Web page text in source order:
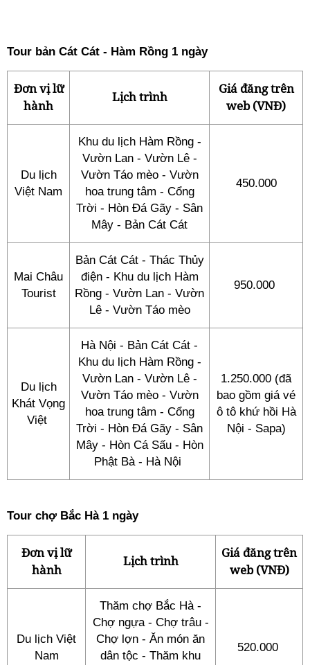
Tour bản Cát Cát - Hàm Rồng 1 ngày
Đơn vị lữ
hành
Lịch trình
Giá đăng trên
web (VNĐ)
Du lịch
Việt Nam
Khu du lịch Hàm Rồng -
Vườn Lan - Vườn Lê -
Vườn Táo mèo - Vườn
hoa trung tâm - Cổng
Trời - Hòn Đá Gãy - Sân
Mây - Bản Cát Cát
450.000
Mai Châu
Tourist
Bản Cát Cát - Thác Thủy
điện - Khu du lịch Hàm
Rồng - Vườn Lan - Vườn
Lê - Vườn Táo mèo
950.000
Du lịch
Khát Vọng
Việt
Hà Nội - Bản Cát Cát -
Khu du lịch Hàm Rồng -
Vườn Lan - Vườn Lê -
Vườn Táo mèo - Vườn
hoa trung tâm - Cổng
Trời - Hòn Đá Gãy - Sân
Mây - Hòn Cá Sấu - Hòn
Phật Bà - Hà Nội
1.250.000 (đã
bao gồm giá vé
ô tô khứ hồi Hà
Nội - Sapa)
Tour chợ Bắc Hà 1 ngày
Đơn vị lữ
hành
Lịch trình
Giá đăng trên
web (VNĐ)
Du lịch Việt
Nam
Thăm chợ Bắc Hà -
Chợ ngựa - Chợ trâu -
Chợ lợn - Ăn món ăn
dân tộc - Thăm khu
520.000